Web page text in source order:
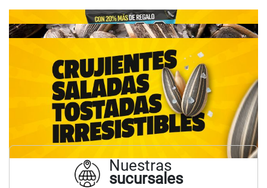
Nuestras
sucursales